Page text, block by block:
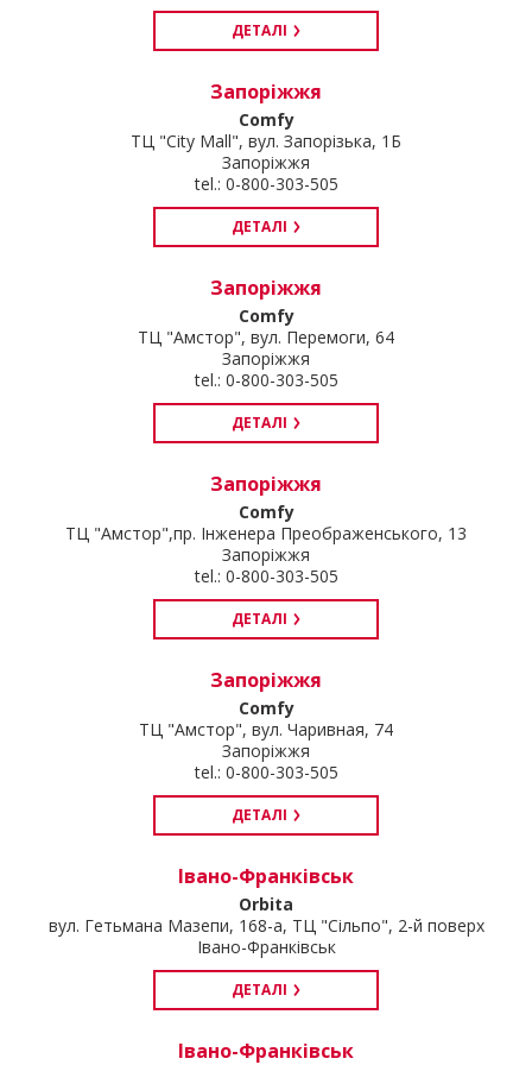
ДЕТАЛІ
Запоріжжя
Comfy
ТЦ "City Mall", вул. Запорізька, 1Б
Запоріжжя
tel.: 0-800-303-505
ДЕТАЛІ
Запоріжжя
Comfy
ТЦ "Амстор", вул. Перемоги, 64
Запоріжжя
tel.: 0-800-303-505
ДЕТАЛІ
Запоріжжя
Comfy
ТЦ "Амстор",пр. Інженера Преображенського, 13
Запоріжжя
tel.: 0-800-303-505
ДЕТАЛІ
Запоріжжя
Comfy
ТЦ "Амстор", вул. Чаривная, 74
Запоріжжя
tel.: 0-800-303-505
ДЕТАЛІ
Івано-Франківськ
Orbita
вул. Гетьмана Мазепи, 168-а, ТЦ "Сільпо", 2-й поверх
Івано-Франківськ
ДЕТАЛІ
Івано-Франківськ